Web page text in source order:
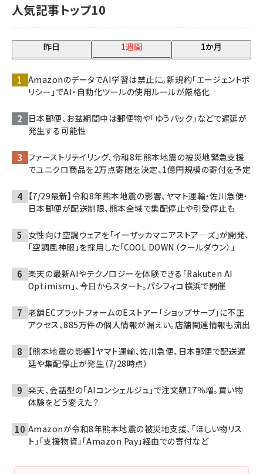
人気記事トップ10
昨日 1週間 1か月
AmazonのデータでAI学習は禁止に。新規約「エージェントポ
リシー」でAI・自動化ツールの使用ルールが厳格化
日本郵便、お盆期間中は郵便物や「ゆうパック」などで遅延が
発生する可能性
ファーストリテイリング、令和8年熊本地震の被災地緊急支援
でユニクロ商品を2万点寄贈を決定、1億円規模の寄付を予定
【7/29最新】令和8年熊本地震の影響、ヤマト運輸・佐川急便・
日本郵便が配送制限、熊本全域で集配停止や引受停止も
女性向け空調ウェアを「イーザッカマニアストア―ズ」が開発、
「空調風神服」を採用した「COOL DOWN（クールダウン）」
楽天の最新AIやテクノロジーを体験できる「Rakuten AI
Optimism」、今日からスタート。パシフィコ横浜で開催
老舗ECプラットフォームのEストアー「ショップサーブ」に不正
アクセス、885万件の個人情報が漏えい。店舗関連情報も流出
【熊本地震の影響】ヤマト運輸、佐川急便、日本郵便で配送遅
延や集配停止が発生（7/28時点）
楽天、会話型の「AIコンシェルジュ」で注文額17％増。買い物
体験をどう変えた？
Amazonが令和8年熊本地震の被災地支援、「ほしい物リス
ト」「支援物資」「Amazon Pay」経由での寄付など